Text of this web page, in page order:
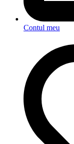
Contul meu